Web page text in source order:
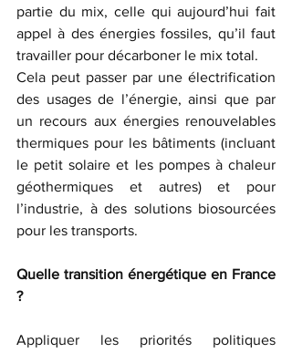
partie du mix, celle qui aujourd’hui fait
appel à des énergies fossiles, qu’il faut
travailler pour décarboner le mix total.
Cela peut passer par une électrification
des usages de l’énergie, ainsi que par
un recours aux énergies renouvelables
thermiques pour les bâtiments (incluant
le petit solaire et les pompes à chaleur
géothermiques et autres) et pour
l’industrie, à des solutions biosourcées
pour les transports.
Quelle transition énergétique en France
?
Appliquer les priorités politiques